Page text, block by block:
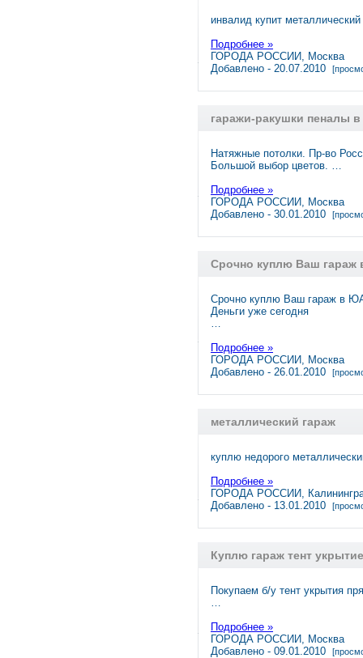
инвалид купит
Подробнее »
ГОРОДА РОССИИ, Москва
Добавлено - 20.07.2010
гаражи-ракушки пеналы
Натяжные потолки. Пр-во
Большой выбор цветов. …
Подробнее »
ГОРОДА РОССИИ, Москва
Добавлено - 30.01.2010
Срочно куплю Ваш
Срочно куплю Ваш гараж в
Деньги уже сегодня
…
Подробнее »
ГОРОДА РОССИИ, Москва
Добавлено - 26.01.2010
металлический гараж
куплю недорого
Подробнее »
ГОРОДА РОССИИ,
Добавлено - 13.01.2010
Куплю гараж тент укрытие
Покупаем б/у тент укрытия
…
Подробнее »
ГОРОДА РОССИИ, Москва
Добавлено - 09.01.2010